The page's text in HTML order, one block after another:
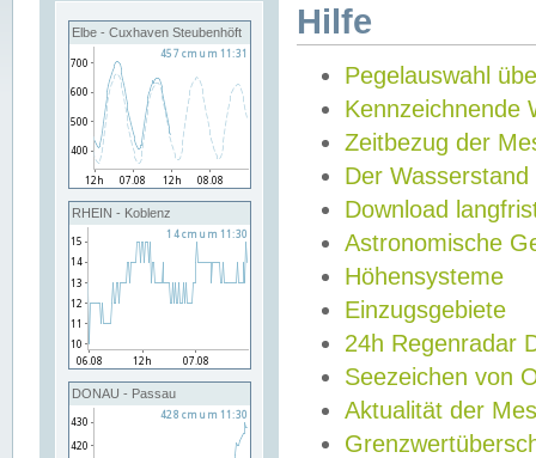
Elbe - Cuxhaven Steubenhöft
RHEIN - Koblenz
DONAU - Passau
Hilfe
Pegelauswahl
Kennzeichnende
Zeitbezug der
Der Wasserstand
Download
Astronomische
Höhensysteme
Einzugsgebiete
24h Regenradar
Seezeichen von
Aktualität der